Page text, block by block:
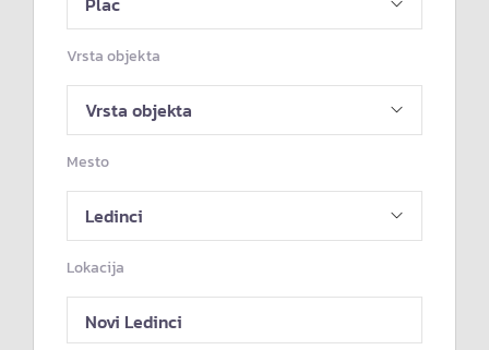
Vrsta objekta
Mesto
Lokacija
Novi Ledinci